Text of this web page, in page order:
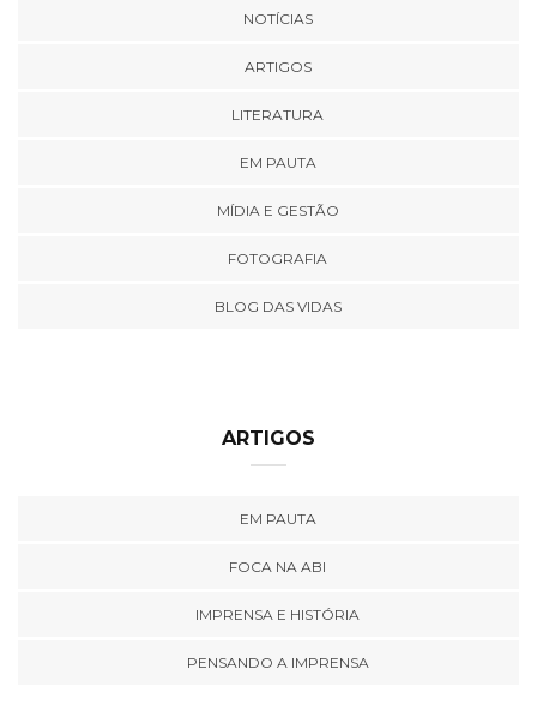
NOTÍCIAS
ARTIGOS
LITERATURA
EM PAUTA
MÍDIA E GESTÃO
FOTOGRAFIA
BLOG DAS VIDAS
ARTIGOS
EM PAUTA
FOCA NA ABI
IMPRENSA E HISTÓRIA
PENSANDO A IMPRENSA